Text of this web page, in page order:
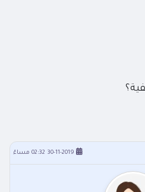
30-11-2019 02:32 مساءً